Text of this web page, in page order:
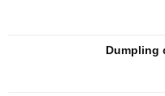
Dumpling